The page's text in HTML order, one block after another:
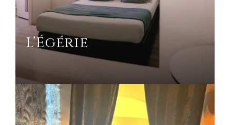
L’Égérie